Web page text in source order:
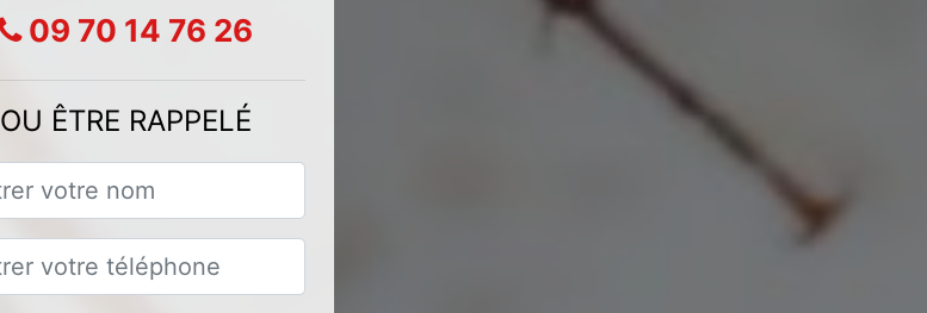
09 70 14 76 26
OU ÊTRE RAPPELÉ